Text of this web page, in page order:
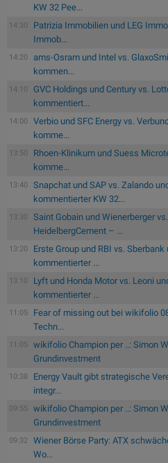
KW 32 Pee...
14:30
Patrizia Immobilien und LEG
Immob...
14:20
ams-Osram und Intel vs.
kommen...
14:10
GVC Holdings und Century vs.
kommentiert...
14:00
Verbio und SFC Energy vs.
komme...
13:50
Rhoen-Klinikum und Suess
komme...
13:40
Snapchat und SAP vs. Zalando
kommentierter KW 32...
13:30
Saint Gobain und Wienerberger
HeidelbergCement – ...
13:20
Erste Group und RBI vs.
kommentierter ...
13:10
Lyft und Honda Motor vs. Leoni
kommentierter ...
11:05
Fear of missing out bei wikifolio
Techn...
11:05
wikifolio Champion per ..: Simon
Grundinvestment
10:38
Energy Vault gibt strategische
integr...
09:55
wikifolio Champion per ..: Simon
Grundinvestment
09:32
Wiener Börse Party: ATX
Wo...